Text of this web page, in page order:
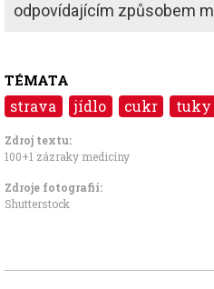
odpovídajícím způsobem
TÉMATA
strava jídlo cukr tuky
Zdroj textu:
100+1 zázraky medicíny
Zdroje fotografii:
Shutterstock